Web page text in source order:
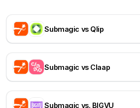
Submagic vs Qlip
Submagic vs Claap
Submagic vs. BIGVU